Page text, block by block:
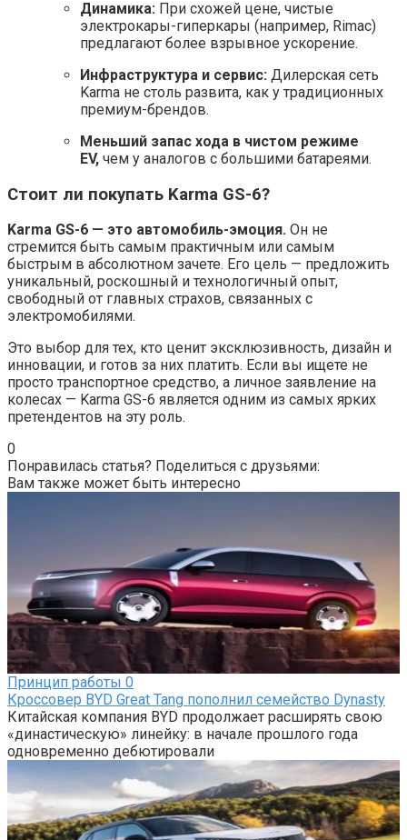
Динамика: При схожей цене, чистые
электрокары-гиперкары (например, Rimac)
предлагают более взрывное ускорение.
Инфраструктура и сервис: Дилерская сеть
Karma не столь развита, как у традиционных
премиум-брендов.
Меньший запас хода в чистом режиме
EV, чем у аналогов с большими батареями.
Стоит ли покупать Karma GS-6?
Karma GS-6 — это автомобиль-эмоция. Он не
стремится быть самым практичным или самым
быстрым в абсолютном зачете. Его цель — предложить
уникальный, роскошный и технологичный опыт,
свободный от главных страхов, связанных с
электромобилями.
Это выбор для тех, кто ценит эксклюзивность, дизайн и
инновации, и готов за них платить. Если вы ищете не
просто транспортное средство, а личное заявление на
колесах — Karma GS-6 является одним из самых ярких
претендентов на эту роль.
0
Понравилась статья? Поделиться с друзьями:
Вам также может быть интересно
Принцип работы 0
Кроссовер BYD Great Tang пополнил семейство Dynasty
Китайская компания BYD продолжает расширять свою
«династическую» линейку: в начале прошлого года
одновременно дебютировали